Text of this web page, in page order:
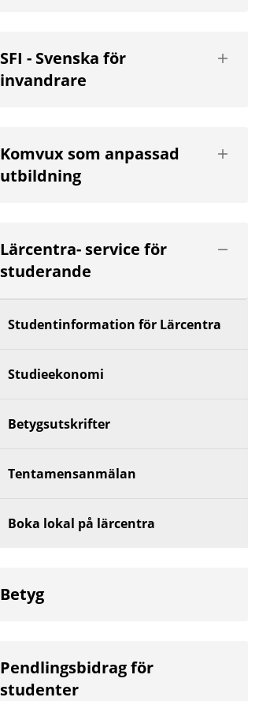
SFI - Svenska för
invandrare
Visa
nästa
Komvux som anpassad
utbildning
Visa
nästa
Lärcentra- service för
studerande
Studentinformation för Lärcentra
Studieekonomi
Betygsutskrifter
Tentamensanmälan
Boka lokal på lärcentra
Betyg
Pendlingsbidrag för
studenter